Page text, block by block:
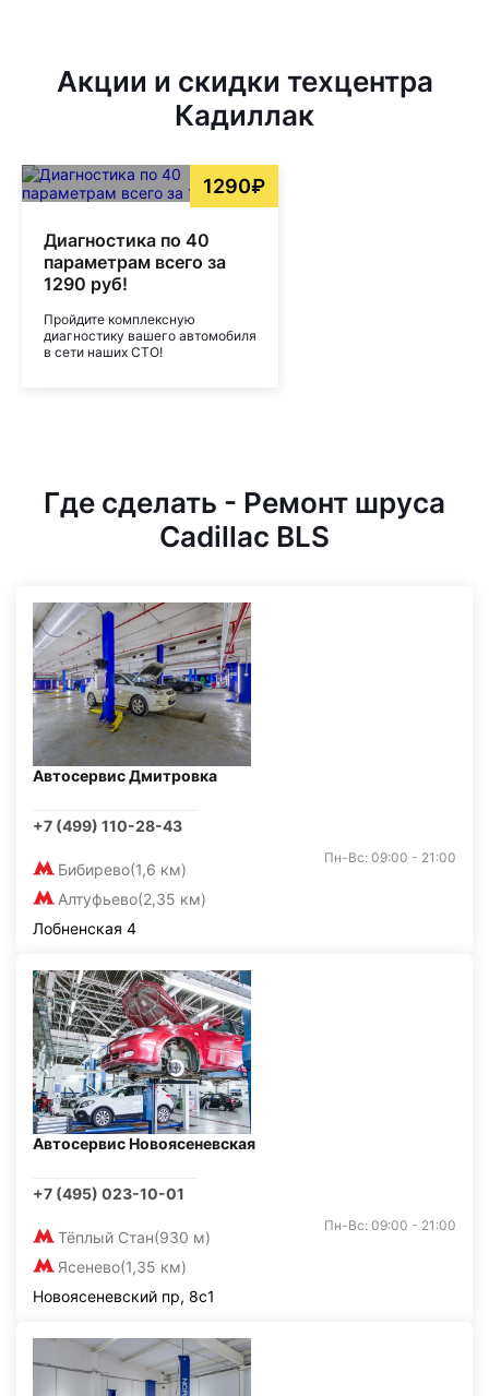
Акции и скидки техцентра
Кадиллак
1290₽
Диагностика по 40
параметрам всего за
1290 руб!
Пройдите комплексную
диагностику вашего автомобиля
в сети наших СТО!
Где сделать - Ремонт шруса
Cadillac BLS
Автосервис Дмитровка
+7 (499) 110-28-43
Бибирево(1,6 км)
Алтуфьево(2,35 км)
Пн-Вс: 09:00 - 21:00
Лобненская 4
Автосервис Новоясеневская
+7 (495) 023-10-01
Тёплый Стан(930 м)
Ясенево(1,35 км)
Пн-Вс: 09:00 - 21:00
Новоясеневский пр, 8с1